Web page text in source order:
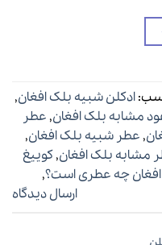
ادکلن شبیه بلک افغان,
مشابه بلک افغان, عطر
, عطر شبیه بلک افغان,
مشابه بلک افغان,کوییغ
چه عطری است؟,
ارسال دیدگاه